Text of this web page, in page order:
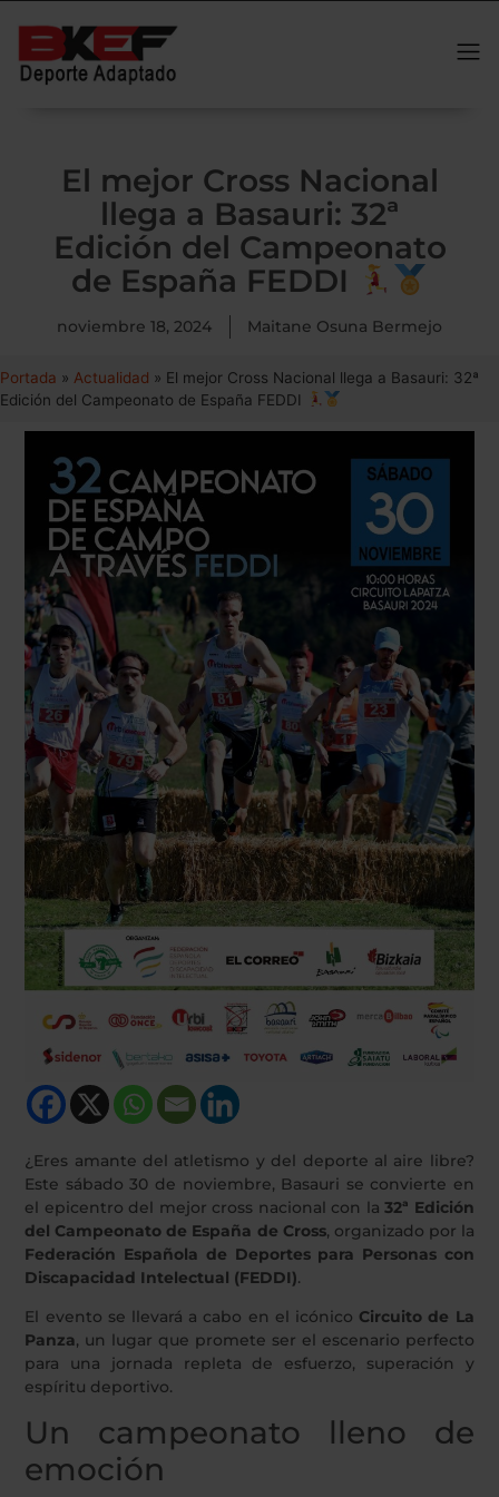
El mejor Cross Nacional
llega a Basauri: 32ª
Edición del Campeonato
de España FEDDI
noviembre 18, 2024 Maitane Osuna Bermejo
Portada » Actualidad » El mejor Cross Nacional llega a Basauri: 32ª
Edición del Campeonato de España FEDDI
¿Eres amante del atletismo y del deporte al aire libre?
Este sábado 30 de noviembre, Basauri se convierte en
el epicentro del mejor cross nacional con la32ª Edición
del Campeonato de España de Cross, organizado por la
Federación Española de Deportes para Personas con
Discapacidad Intelectual (FEDDI).
El evento se llevará a cabo en el icónico Circuito de La
Panza, un lugar que promete ser el escenario perfecto
para una jornada repleta de esfuerzo, superación y
espíritu deportivo.
Un campeonato lleno de
emoción